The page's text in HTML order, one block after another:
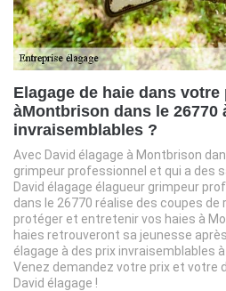
Elagage de haie dans
àMontbrison dans le 26770
invraisemblables ?
Avec David élagage à Montbrison
grimpeur professionnel et qui a des
David élagage élagueur grimpeur
dans le 26770 réalise des coupes de
protéger et entretenir vos haies à
haies retrouveront sa jeunesse
élagage à des prix invraisemblables
Venez demandez votre prix et votre
David élagage !